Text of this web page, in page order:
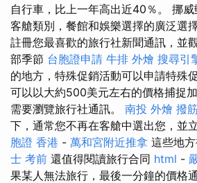
自行車，比上一年高出近40％。 挪
客艙類別，餐館和娛樂選擇的廣泛選
註冊您最喜歡的旅行社新聞通訊，並
部季節 台胞證申請 牛排 外燴 搜尋引
的地方，特殊促銷活動可以申請特殊
可以以大約500美元左右的價格捕捉
需要瀏覽旅行社通訊。 南投 外燴 撥
下，通常您不再在客艙中選出您，並
胞證 香港 - 萬和宮附近推拿 這些地
士 考前 還值得閱讀旅行合同 html -
果某人無法旅行，最後一分鐘的價格